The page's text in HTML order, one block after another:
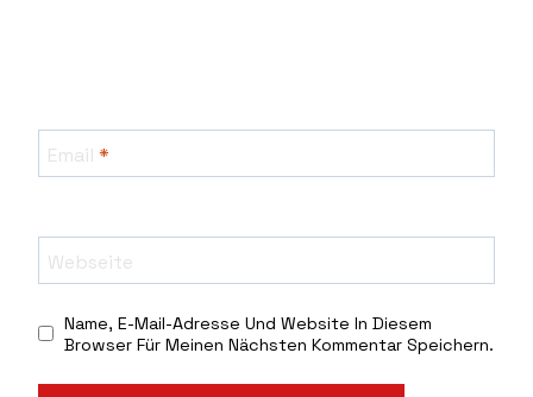
Email *
Webseite
Name, E-Mail-Adresse Und Website In Diesem
Browser Für Meinen Nächsten Kommentar Speichern.